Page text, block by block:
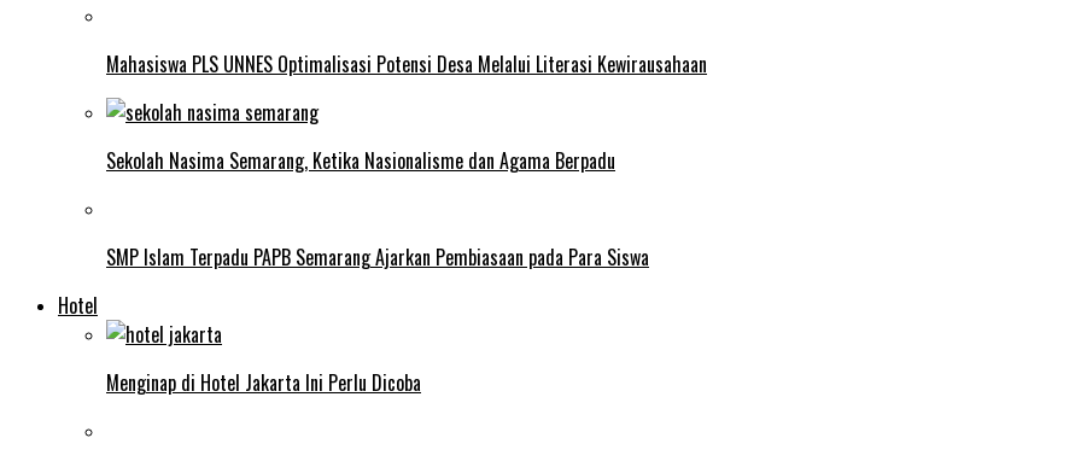
Mahasiswa PLS UNNES Optimalisasi Potensi Desa Melalui Literasi Kewirausahaan
Sekolah Nasima Semarang, Ketika Nasionalisme dan Agama Berpadu
SMP Islam Terpadu PAPB Semarang Ajarkan Pembiasaan pada Para Siswa
Hotel
Menginap di Hotel Jakarta Ini Perlu Dicoba